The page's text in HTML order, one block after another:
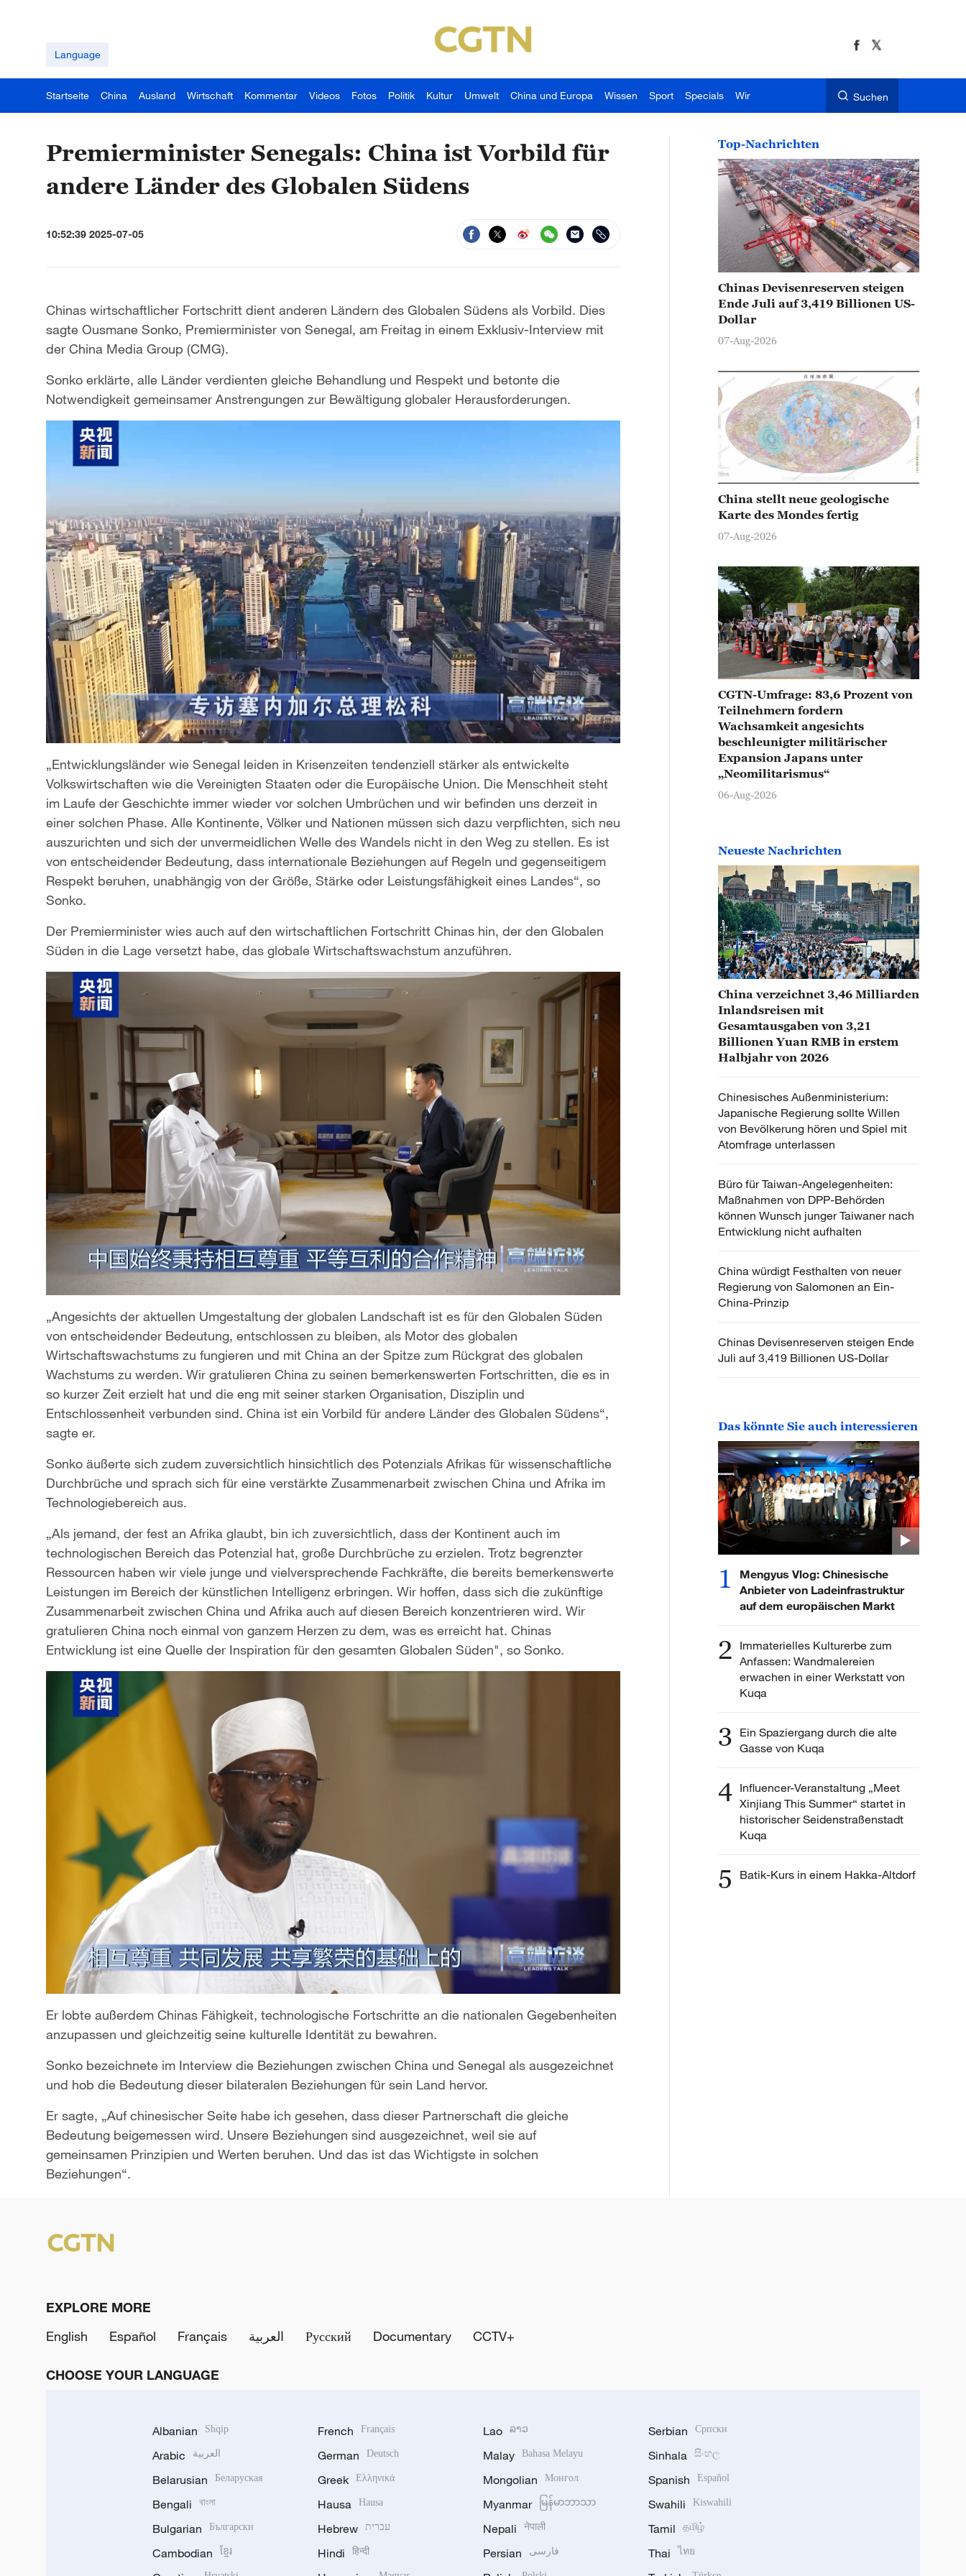
Language
Startseite China Ausland Wirtschaft Kommentar Videos Fotos Politik Kultur Umwelt China und Europa Wissen Sport Specials Wir Suchen
Premierminister Senegals: China ist Vorbild für
andere Länder des Globalen Südens
10:52:39 2025-07-05
Chinas wirtschaftlicher Fortschritt dient anderen Ländern des Globalen Südens als Vorbild. Dies
sagte Ousmane Sonko, Premierminister von Senegal, am Freitag in einem Exklusiv-Interview mit
der China Media Group (CMG).
Sonko erklärte, alle Länder verdienten gleiche Behandlung und Respekt und betonte die
Notwendigkeit gemeinsamer Anstrengungen zur Bewältigung globaler Herausforderungen.
„Entwicklungsländer wie Senegal leiden in Krisenzeiten tendenziell stärker als entwickelte
Volkswirtschaften wie die Vereinigten Staaten oder die Europäische Union. Die Menschheit steht
im Laufe der Geschichte immer wieder vor solchen Umbrüchen und wir befinden uns derzeit in
einer solchen Phase. Alle Kontinente, Völker und Nationen müssen sich dazu verpflichten, sich neu
auszurichten und sich der unvermeidlichen Welle des Wandels nicht in den Weg zu stellen. Es ist
von entscheidender Bedeutung, dass internationale Beziehungen auf Regeln und gegenseitigem
Respekt beruhen, unabhängig von der Größe, Stärke oder Leistungsfähigkeit eines Landes“, so
Sonko.
Der Premierminister wies auch auf den wirtschaftlichen Fortschritt Chinas hin, der den Globalen
Süden in die Lage versetzt habe, das globale Wirtschaftswachstum anzuführen.
„Angesichts der aktuellen Umgestaltung der globalen Landschaft ist es für den Globalen Süden
von entscheidender Bedeutung, entschlossen zu bleiben, als Motor des globalen
Wirtschaftswachstums zu fungieren und mit China an der Spitze zum Rückgrat des globalen
Wachstums zu werden. Wir gratulieren China zu seinen bemerkenswerten Fortschritten, die es in
so kurzer Zeit erzielt hat und die eng mit seiner starken Organisation, Disziplin und
Entschlossenheit verbunden sind. China ist ein Vorbild für andere Länder des Globalen Südens“,
sagte er.
Sonko äußerte sich zudem zuversichtlich hinsichtlich des Potenzials Afrikas für wissenschaftliche
Durchbrüche und sprach sich für eine verstärkte Zusammenarbeit zwischen China und Afrika im
Technologiebereich aus.
„Als jemand, der fest an Afrika glaubt, bin ich zuversichtlich, dass der Kontinent auch im
technologischen Bereich das Potenzial hat, große Durchbrüche zu erzielen. Trotz begrenzter
Ressourcen haben wir viele junge und vielversprechende Fachkräfte, die bereits bemerkenswerte
Leistungen im Bereich der künstlichen Intelligenz erbringen. Wir hoffen, dass sich die zukünftige
Zusammenarbeit zwischen China und Afrika auch auf diesen Bereich konzentrieren wird. Wir
gratulieren China noch einmal von ganzem Herzen zu dem, was es erreicht hat. Chinas
Entwicklung ist eine Quelle der Inspiration für den gesamten Globalen Süden", so Sonko.
Er lobte außerdem Chinas Fähigkeit, technologische Fortschritte an die nationalen Gegebenheiten
anzupassen und gleichzeitig seine kulturelle Identität zu bewahren.
Sonko bezeichnete im Interview die Beziehungen zwischen China und Senegal als ausgezeichnet
und hob die Bedeutung dieser bilateralen Beziehungen für sein Land hervor.
Er sagte, „Auf chinesischer Seite habe ich gesehen, dass dieser Partnerschaft die gleiche
Bedeutung beigemessen wird. Unsere Beziehungen sind ausgezeichnet, weil sie auf
gemeinsamen Prinzipien und Werten beruhen. Und das ist das Wichtigste in solchen
Beziehungen“.
Top-Nachrichten
Chinas Devisenreserven steigen
Ende Juli auf 3,419 Billionen US-
Dollar
07-Aug-2026
China stellt neue geologische
Karte des Mondes fertig
07-Aug-2026
CGTN-Umfrage: 83,6 Prozent von
Teilnehmern fordern
Wachsamkeit angesichts
beschleunigter militärischer
Expansion Japans unter
„Neomilitarismus“
06-Aug-2026
Neueste Nachrichten
China verzeichnet 3,46 Milliarden
Inlandsreisen mit
Gesamtausgaben von 3,21
Billionen Yuan RMB in erstem
Halbjahr von 2026
Chinesisches Außenministerium:
Japanische Regierung sollte Willen
von Bevölkerung hören und Spiel mit
Atomfrage unterlassen
Büro für Taiwan-Angelegenheiten:
Maßnahmen von DPP-Behörden
können Wunsch junger Taiwaner nach
Entwicklung nicht aufhalten
China würdigt Festhalten von neuer
Regierung von Salomonen an Ein-
China-Prinzip
Chinas Devisenreserven steigen Ende
Juli auf 3,419 Billionen US-Dollar
Das könnte Sie auch interessieren
1
Mengyus Vlog: Chinesische
Anbieter von Ladeinfrastruktur
auf dem europäischen Markt
2 Immaterielles Kulturerbe zum
Anfassen: Wandmalereien
erwachen in einer Werkstatt von
Kuqa
3 Ein Spaziergang durch die alte
Gasse von Kuqa
4 Influencer-Veranstaltung „Meet
Xinjiang This Summer“ startet in
historischer Seidenstraßenstadt
Kuqa
5 Batik-Kurs in einem Hakka-Altdorf
EXPLORE MORE
English
Español Français العربية Русский Documentary CCTV+
CHOOSE YOUR LANGUAGE
Albanian Shqip
Arabic العربية
Belarusian Беларуская
Bengali বাংলা
Bulgarian Български
Cambodian ខ្មែរ
French Français
German Deutsch
Greek Ελληνικά
Hausa Hausa
Hebrew עברית
Hindi हिन्दी
Lao ລາວ
Malay Bahasa Melayu
Mongolian Монгол
Myanmar မြန်မာဘာသာ
Nepali नेपाली
Persian فارسی
Serbian Српски
Sinhala සිංහල
Spanish Español
Swahili Kiswahili
Tamil தமிழ்
Thai ไทย